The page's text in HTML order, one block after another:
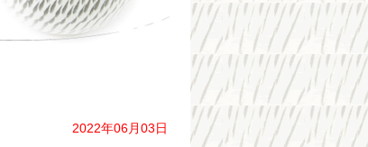
2022年06月03日